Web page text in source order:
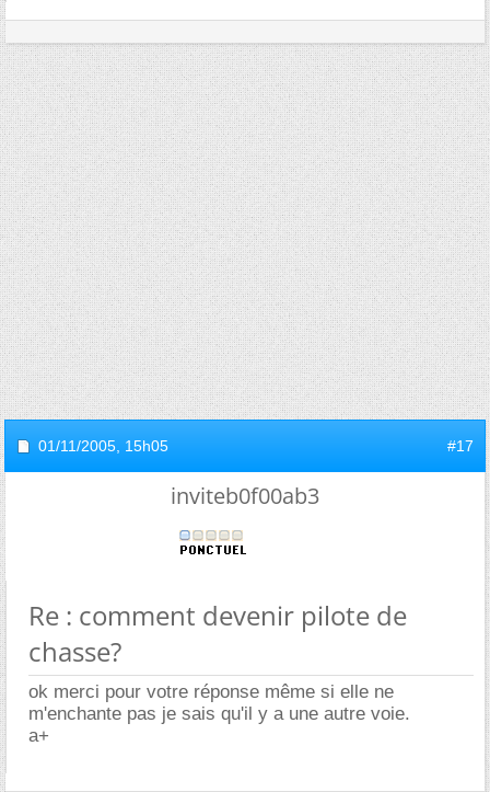
01/11/2005, 15h05 #17
inviteb0f00ab3
Re : comment devenir pilote de
chasse?
ok merci pour votre réponse même si elle ne
m'enchante pas je sais qu'il y a une autre voie.
a+